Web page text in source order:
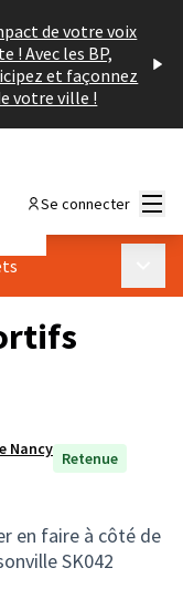
de votre voix
! Avec les BP,
et façonnez
votre ville !
Se connecter
Nancy Retenue
en faire à côté de
SK042